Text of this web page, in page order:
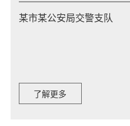
某市某公安局交警支队
了解更多